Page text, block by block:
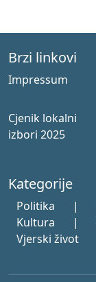
Brzi linkovi
Impressum
Cjenik lokalni
izbori 2025
Kategorije
Politika |
Kultura
|
Vjerski život